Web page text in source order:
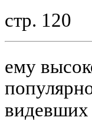
стр. 120
ему
видевших